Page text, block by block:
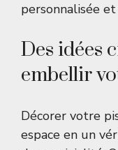
personnalisée
Des idées
embellir
Décorer votre
espace en un